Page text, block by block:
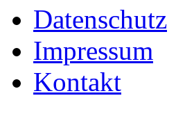
Datenschutz
Impressum
Kontakt